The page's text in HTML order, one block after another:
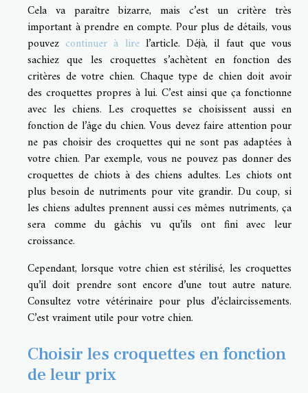
Cela va paraître bizarre, mais c’est un critère très
important à prendre en compte. Pour plus de détails, vous
pouvez continuer à lirel’article. Déjà, il faut que vous
sachiez que les croquettes s’achètent en fonction des
critères de votre chien. Chaque type de chien doit avoir
des croquettes propres à lui. C’est ainsi que ça fonctionne
avec les chiens. Les croquettes se choisissent aussi en
fonction de l’âge du chien. Vous devez faire attention pour
ne pas choisir des croquettes qui ne sont pas adaptées à
votre chien. Par exemple, vous ne pouvez pas donner des
croquettes de chiots à des chiens adultes. Les chiots ont
plus besoin de nutriments pour vite grandir. Du coup, si
les chiens adultes prennent aussi ces mêmes nutriments, ça
sera comme du gâchis vu qu’ils ont fini avec leur
croissance.
Cependant, lorsque votre chien est stérilisé, les croquettes
qu’il doit prendre sont encore d’une tout autre nature.
Consultez votre vétérinaire pour plus d’éclaircissements.
C’est vraiment utile pour votre chien.
Choisir les croquettes en fonction
de leur prix